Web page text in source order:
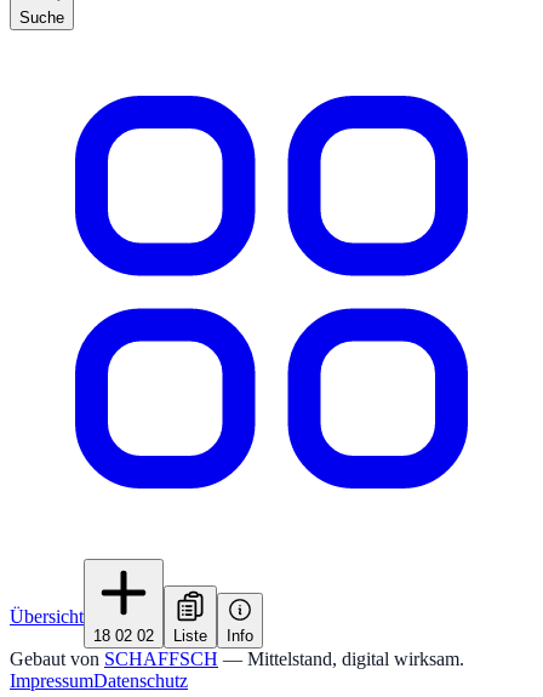
Suche
Übersicht
18 02 02 Liste Info
Gebaut von SCHAFFSCH — Mittelstand, digital wirksam.
ImpressumDatenschutz